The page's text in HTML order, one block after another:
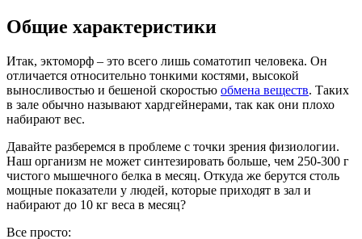
Общие характеристики
Итак, эктоморф – это всего лишь соматотип человека. Он
отличается относительно тонкими костями, высокой
выносливостью и бешеной скоростью обмена веществ. Таких
в зале обычно называют хардгейнерами, так как они плохо
набирают вес.
Давайте разберемся в проблеме с точки зрения физиологии.
Наш организм не может синтезировать больше, чем 250-300 г
чистого мышечного белка в месяц. Откуда же берутся столь
мощные показатели у людей, которые приходят в зал и
набирают до 10 кг веса в месяц?
Все просто: